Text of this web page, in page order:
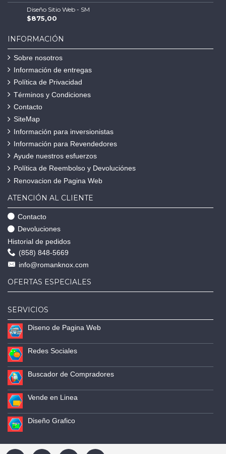
Diseño Sitio Web - SM
$875,00
INFORMACIÓN
Sobre nosotros
Información de entregas
Política de Privacidad
Términos y Condiciones
Contacto
SiteMap
Información para inversionistas
Información para Revendedores
Ayude nuestros esfuerzos
Política de Reembolso y Devoluciónes
Renovacion de Pagina Web
ATENCIÓN AL CLIENTE
Contacto
Devoluciones
Historial de pedidos
(858) 848-5669
info@romanknox.com
OFERTAS ESPECIALES
SERVICIOS
Diseno de Pagina Web
Redes Sociales
Buscador de Compradores
Vende en Linea
Diseño Grafico